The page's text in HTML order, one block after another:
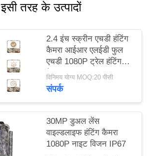
इसी तरह के उत्पादों
2.4 इंच स्क्रीन एचडी हंटिंग
कैमरा आईआर एलईडी फुल
एचडी 1080P ट्रेल हंटिंग
कैमरा
विनिमय योग्य MOQ:20 पीसी
संपर्क
30MP डुअल लेंस
वाइल्डलाइफ हंटिंग कैमरा
1080P नाइट विजन IP67